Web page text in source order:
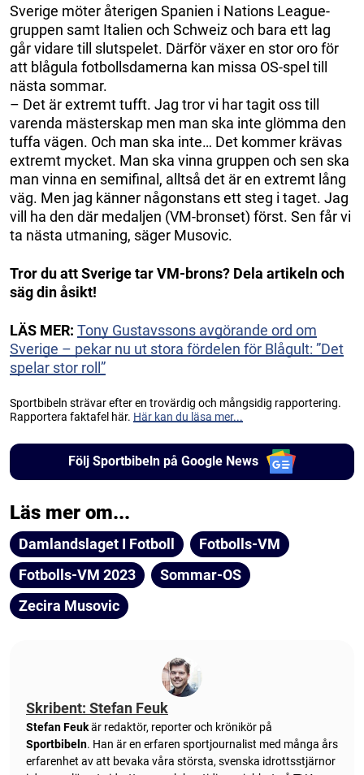
Sverige möter återigen Spanien i Nations League-
gruppen samt Italien och Schweiz och bara ett lag
går vidare till slutspelet. Därför växer en stor oro för
att blågula fotbollsdamerna kan missa OS-spel till
nästa sommar.
– Det är extremt tufft. Jag tror vi har tagit oss till
varenda mästerskap men man ska inte glömma den
tuffa vägen. Och man ska inte… Det kommer krävas
extremt mycket. Man ska vinna gruppen och sen ska
man vinna en semifinal, alltså det är en extremt lång
väg. Men jag känner någonstans ett steg i taget. Jag
vill ha den där medaljen (VM-bronset) först. Sen får vi
ta nästa utmaning, säger Musovic.
Tror du att Sverige tar VM-brons? Dela artikeln och
säg din åsikt!
LÄS MER: Tony Gustavssons avgörande ord om
Sverige – pekar nu ut stora fördelen för Blågult: ”Det
spelar stor roll”
Sportbibeln strävar efter en trovärdig och mångsidig rapportering.
Rapportera faktafel här. Här kan du läsa mer...
Följ Sportbibeln på Google News
Läs mer om...
Damlandslaget I Fotboll
Fotbolls-VM
Fotbolls-VM 2023
Sommar-OS
Zecira Musovic
Skribent: Stefan Feuk
Stefan Feukär redaktör, reporter och krönikör på
Sportbibeln. Han är en erfaren sportjournalist med många års
erfarenhet av att bevaka våra största, svenska idrottsstjärnor